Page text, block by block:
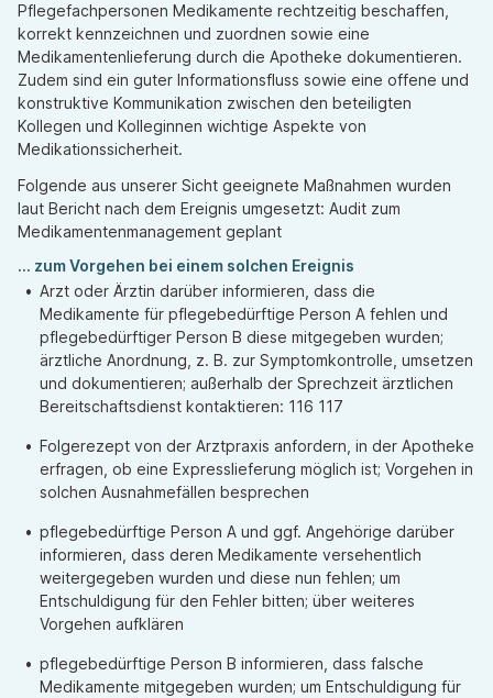
Pflegefachpersonen Medikamente rechtzeitig beschaffen,
korrekt kennzeichnen und zuordnen sowie eine
Medikamentenlieferung durch die Apotheke dokumentieren.
Zudem sind ein guter Informationsfluss sowie eine offene und
konstruktive Kommunikation zwischen den beteiligten
Kollegen und Kolleginnen wichtige Aspekte von
Medikationssicherheit.
Folgende aus unserer Sicht geeignete Maßnahmen wurden
laut Bericht nach dem Ereignis umgesetzt: Audit zum
Medikamentenmanagement geplant
... zum Vorgehen bei einem solchen Ereignis
Arzt oder Ärztin darüber informieren, dass die
Medikamente für pflegebedürftige Person A fehlen und
pflegebedürftiger Person B diese mitgegeben wurden;
ärztliche Anordnung, z. B. zur Symptomkontrolle, umsetzen
und dokumentieren; außerhalb der Sprechzeit ärztlichen
Bereitschaftsdienst kontaktieren: 116 117
Folgerezept von der Arztpraxis anfordern, in der Apotheke
erfragen, ob eine Expresslieferung möglich ist; Vorgehen in
solchen Ausnahmefällen besprechen
pflegebedürftige Person A und ggf. Angehörige darüber
informieren, dass deren Medikamente versehentlich
weitergegeben wurden und diese nun fehlen; um
Entschuldigung für den Fehler bitten; über weiteres
Vorgehen aufklären
pflegebedürftige Person B informieren, dass falsche
Medikamente mitgegeben wurden; um Entschuldigung für